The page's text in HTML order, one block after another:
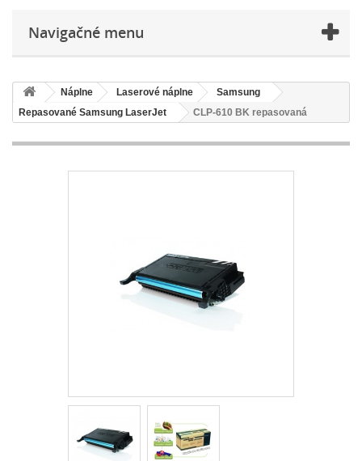
Navigačné menu
Náplne Laserové náplne
Samsung
Repasované Samsung LaserJet
CLP-610 BK repasovaná